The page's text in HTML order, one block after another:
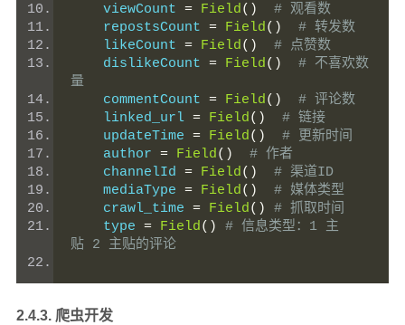
viewCount = Field()
# 观看数
repostsCount = Field()
# 转发数
likeCount = Field()
# 点赞数
dislikeCount = Field()
# 不喜欢数
量
commentCount = Field()
# 评论数
linked_url = Field()
# 链接
updateTime = Field()
# 更新时间
author = Field()
# 作者
channelId = Field()
# 渠道ID
mediaType = Field()
# 媒体类型
crawl_time = Field()
# 抓取时间
type = Field()
# 信息类型：1 主
贴 2 主贴的评论
2.4.3. 爬虫开发